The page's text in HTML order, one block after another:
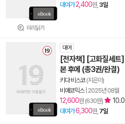
미리읽기
대여가 2,400원, 3일
대여
[전자책] [고화질세트
본 후에 (총3권/완결)
키다 비스코(지은이)
비애코믹스| 2025년 08월
12,600원 (630원) 10.0
대여가6,300원, 7일